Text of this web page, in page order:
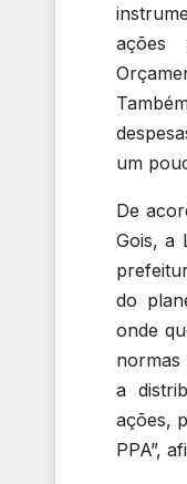
ações
um
De
Gois, a
do
onde
a
ações,
PPA”,